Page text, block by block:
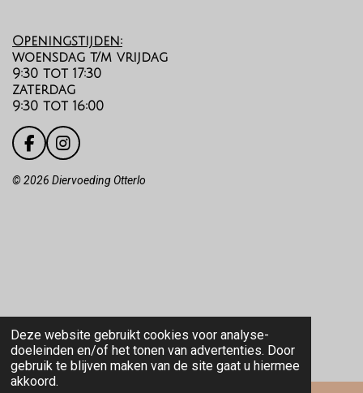
Deze website gebruikt cookies voor analyse-
doeleinden en/of het tonen van advertenties. Door
gebruik te blijven maken van de site gaat u hiermee
akkoord.
Openingstijden:
woensdag t/m vrijdag
9:30 tot 17:30
zaterdag
9:30 tot 16:00
F
a
c
I
n
s
©️2026 Diervoeding Otterlo